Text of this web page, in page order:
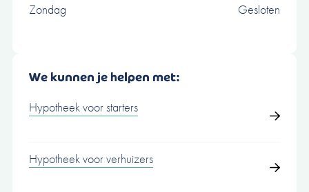
Zondag Gesloten
We kunnen je helpen met:
Hypotheek voor starters
Hypotheek voor verhuizers